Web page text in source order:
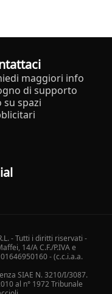
maggiori info
di supporto
su spazi
- Tutti i diritti riservati -
14/A C.F./P.IVA e
- (c.c.i.a.a.
SIAE N. 3210/I/3087.
al n° 1972 Tribunale